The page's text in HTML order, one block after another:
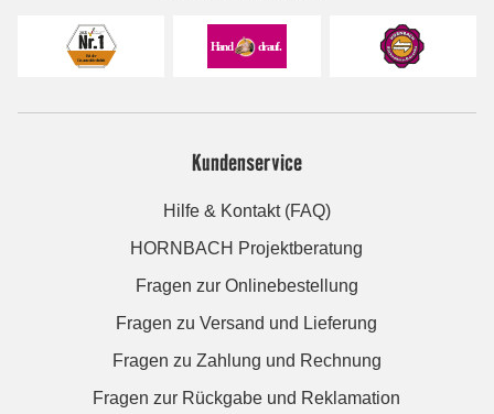
Kundenservice
Hilfe & Kontakt (FAQ)
HORNBACH Projektberatung
Fragen zur Onlinebestellung
Fragen zu Versand und Lieferung
Fragen zu Zahlung und Rechnung
Fragen zur Rückgabe und Reklamation